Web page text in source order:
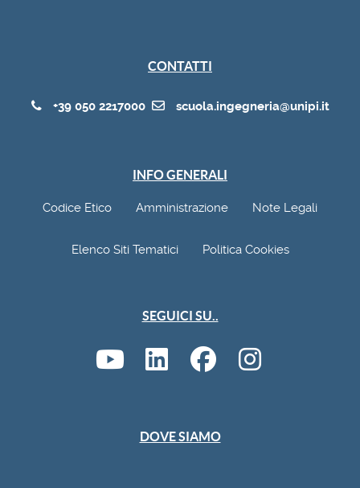
CONTATTI
INFO GENERALI
SEGUICI SU..
DOVE SIAMO
+39 050 2217000 scuola.ingegneria@unipi.it
Codice Etico Amministrazione Note Legali
Elenco Siti Tematici Politica Cookies